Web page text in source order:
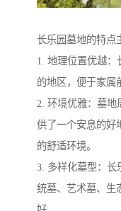
长乐园墓地的特点
1. 地理位置优越：
的地区，便于家属
2. 环境优雅：墓
供了一个安息的好
的舒适环境。
3. 多样化墓型：长
统墓、艺术墓、生